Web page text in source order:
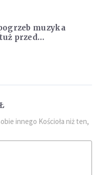
muzyka
przed
Powodem była
innego Kościoła niż ten,